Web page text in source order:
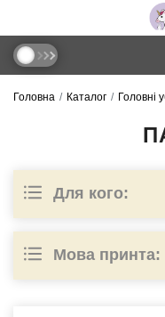
Головна Каталог Головні
Для кого:
Мова принта: